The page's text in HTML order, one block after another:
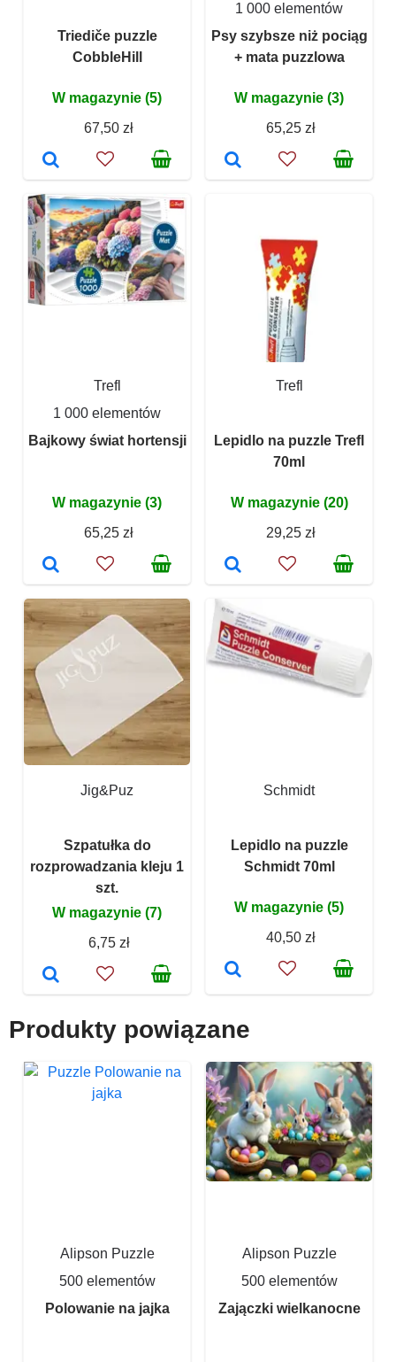
Triediče puzzle
CobbleHill
W magazynie (5)
67,50 zł
1 000 elementów
Psy szybsze niż pociąg
+ mata puzzlowa
W magazynie (3)
65,25 zł
Trefl
1 000 elementów
Bajkowy świat hortensji
W magazynie (3)
65,25 zł
Trefl
Lepidlo na puzzle Trefl
70ml
W magazynie (20)
29,25 zł
Jig&Puz
Szpatułka do
rozprowadzania kleju 1
szt.
W magazynie (7)
6,75 zł
Schmidt
Lepidlo na puzzle
Schmidt 70ml
W magazynie (5)
40,50 zł
Produkty powiązane
Alipson Puzzle
500 elementów
Polowanie na jajka
Alipson Puzzle
500 elementów
Zajączki wielkanocne